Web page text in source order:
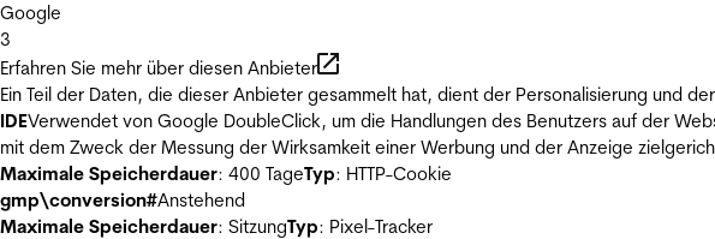
Google
3
Erfahren Sie mehr über diesen Anbieter
Ein Teil der Daten, die dieser Anbieter gesammelt hat, dient der Personalisierung und
IDEVerwendet von Google DoubleClick, um die Handlungen des Benutzers auf der
mit dem Zweck der Messung der Wirksamkeit einer Werbung und der Anzeige
Maximale Speicherdauer: 400 TageTyp: HTTP-Cookie
gmp\conversion#Anstehend
Maximale Speicherdauer: SitzungTyp: Pixel-Tracker